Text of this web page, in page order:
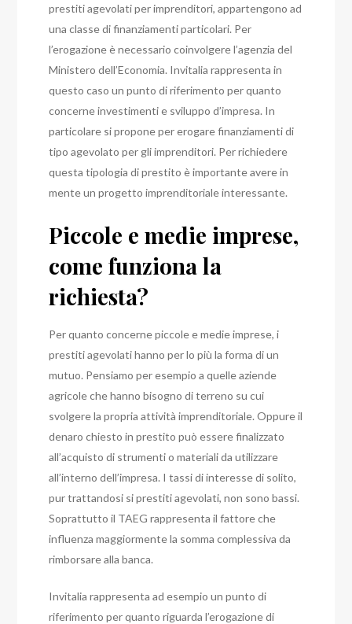
prestiti agevolati per imprenditori, appartengono ad
una classe di finanziamenti particolari. Per
l’erogazione è necessario coinvolgere l’agenzia del
Ministero dell’Economia. Invitalia rappresenta in
questo caso un punto di riferimento per quanto
concerne investimenti e sviluppo d’impresa. In
particolare si propone per erogare finanziamenti di
tipo agevolato per gli imprenditori. Per richiedere
questa tipologia di prestito è importante avere in
mente un progetto imprenditoriale interessante.
Piccole e medie imprese,
come funziona la
richiesta?
Per quanto concerne piccole e medie imprese, i
prestiti agevolati hanno per lo più la forma di un
mutuo. Pensiamo per esempio a quelle aziende
agricole che hanno bisogno di terreno su cui
svolgere la propria attività imprenditoriale. Oppure il
denaro chiesto in prestito può essere finalizzato
all’acquisto di strumenti o materiali da utilizzare
all’interno dell’impresa. I tassi di interesse di solito,
pur trattandosi si prestiti agevolati, non sono bassi.
Soprattutto il TAEG rappresenta il fattore che
influenza maggiormente la somma complessiva da
rimborsare alla banca.
Invitalia rappresenta ad esempio un punto di
riferimento per quanto riguarda l’erogazione di